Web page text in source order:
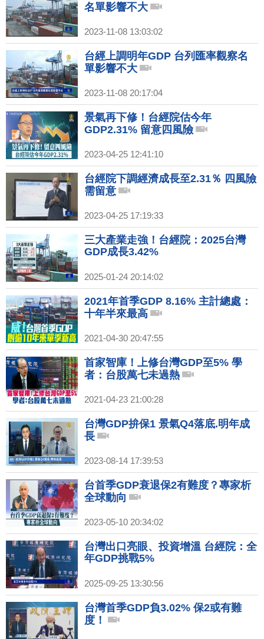
名單影響不大
2023-11-08 13:03:02
台經上調明年GDP 台列匯率觀察名
單影響不大
2023-11-08 20:17:04
景氣再下修！台經院估今年
GDP2.31% 留意四風險
2023-04-25 12:41:10
台經院下調經濟成長至2.31％ 四風險
需留意
2023-04-25 17:19:33
三大產業走強！台經院：2025台灣
GDP成長3.42%
2025-01-24 20:14:02
2021年首季GDP 8.16% 主計總處：
十年半來最高
2021-04-30 20:47:55
首家智庫！上修台灣GDP至5% 學
者：台股萬七未過熱
2021-04-23 21:00:28
台灣GDP拚保1 景氣Q4落底.明年成
長
2023-08-14 17:39:53
台首季GDP衰退保2有難度？專家析
全球動向
2023-05-10 20:34:02
台灣出口亮眼、投資增溫 台經院：全
年GDP挑戰5%
2025-09-25 13:30:56
台灣首季GDP負3.02% 保2或有難
度！